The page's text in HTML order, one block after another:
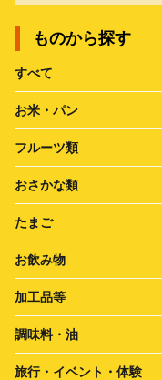
ものから探す
すべて
お米・パン
フルーツ類
おさかな類
たまご
お飲み物
加工品等
調味料・油
旅行・イベント・体験